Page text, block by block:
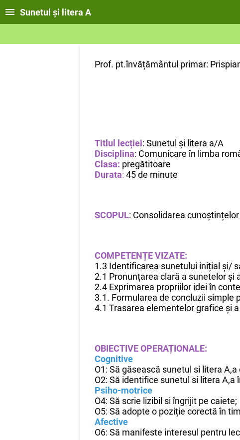
Sunetul și litera A
Prof. pt.învățământul primar:
Titlul lecției: Sunetul și litera a/A
Disciplina: Comunicare în limba
Clasa: pregătitoare
Durata: 45 de minute
SCOPUL: Consolidarea
COMPETENȚE VIZATE:
1.3 Identificarea sunetului inițial și/
2.1 Pronunțarea clară a sunetelor și
2.4 Exprimarea propriilor idei în
3.1. Formularea de concluzii simple
4.1 Trasarea elementelor grafice și
OBIECTIVE OPERAȚIONALE:
Cognitive
O1: Să găsească sunetul si litera
O2: Să identifice sunetul si litera A,a
Psiho-motrice
O4: Să scrie lizibil si îngrijit pe caiete;
O5: Să adopte o poziție corectă în
Afective
O6: Să manifeste interesul pentru